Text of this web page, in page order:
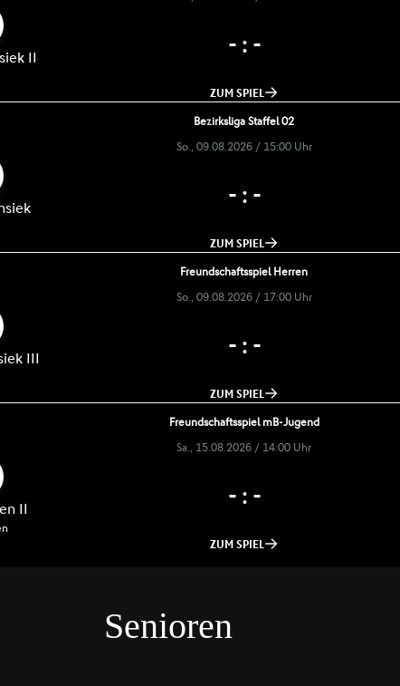
Senioren